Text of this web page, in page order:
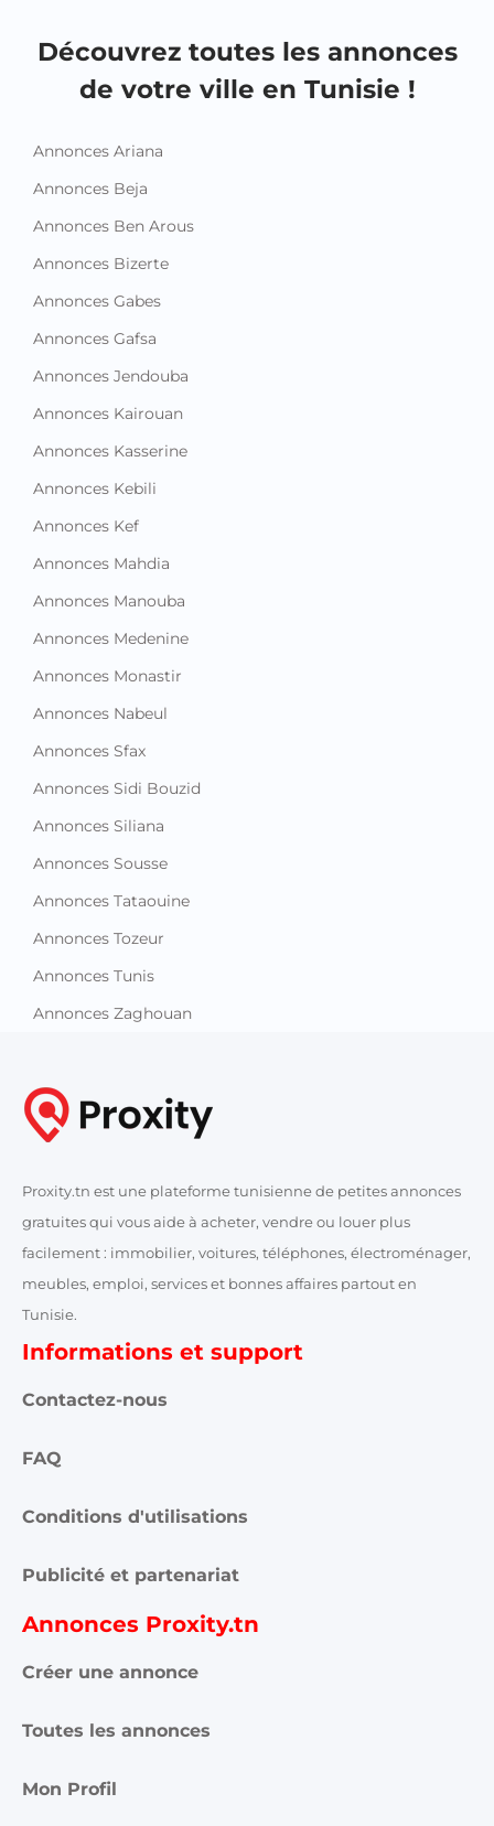
Découvrez toutes les annonces
de votre ville en Tunisie !
Annonces Ariana
Annonces Beja
Annonces Ben Arous
Annonces Bizerte
Annonces Gabes
Annonces Gafsa
Annonces Jendouba
Annonces Kairouan
Annonces Kasserine
Annonces Kebili
Annonces Kef
Annonces Mahdia
Annonces Manouba
Annonces Medenine
Annonces Monastir
Annonces Nabeul
Annonces Sfax
Annonces Sidi Bouzid
Annonces Siliana
Annonces Sousse
Annonces Tataouine
Annonces Tozeur
Annonces Tunis
Annonces Zaghouan
Proxity.tn est une plateforme tunisienne de petites annonces
gratuites qui vous aide à acheter, vendre ou louer plus
facilement : immobilier, voitures, téléphones, électroménager,
meubles, emploi, services et bonnes affaires partout en
Tunisie.
Informations et support
Contactez-nous
FAQ
Conditions d'utilisations
Publicité et partenariat
Annonces Proxity.tn
Créer une annonce
Toutes les annonces
Mon Profil